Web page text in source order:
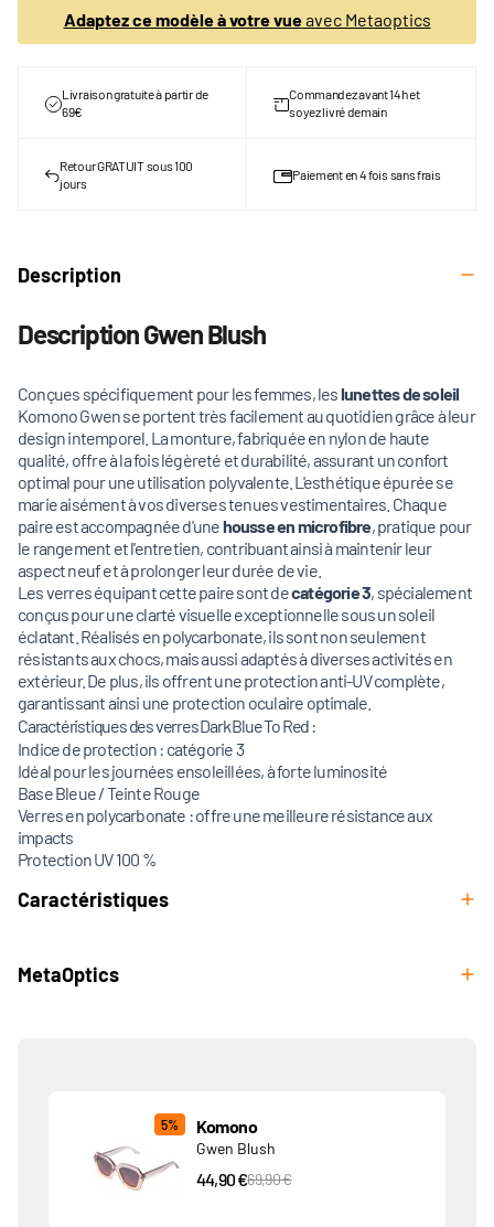
Adaptez ce modèle à votre vueavec Metaoptics
Livraison gratuite à partir de
69€
Commandez avant 14h et
soyez livré demain
Retour GRATUIT sous 100
jours
Paiement en 4 fois sans frais
Description
Description Gwen Blush
Conçues spécifiquement pour les femmes, leslunettes de soleil
Komono Gwen se portent très facilement au quotidien grâce à leur
design intemporel. La monture, fabriquée en nylon de haute
qualité, offre à la fois légèreté et durabilité, assurant un confort
optimal pour une utilisation polyvalente. L'esthétique épurée se
marie aisément à vos diverses tenues vestimentaires. Chaque
paire est accompagnée d'unehousse en microfibre, pratique pour
le rangement et l'entretien, contribuant ainsi à maintenir leur
aspect neuf et à prolonger leur durée de vie.
Les verres équipant cette paire sont decatégorie 3, spécialement
conçus pour une clarté visuelle exceptionnelle sous un soleil
éclatant. Réalisés en polycarbonate, ils sont non seulement
résistants aux chocs, mais aussi adaptés à diverses activités en
extérieur. De plus, ils offrent une protection anti-UV complète,
garantissant ainsi une protection oculaire optimale.
Caractéristiques des verres Dark Blue To Red :
Indice de protection : catégorie 3
Idéal pour les journées ensoleillées, à forte luminosité
Base Bleue / Teinte Rouge
Verres en polycarbonate : offre une meilleure résistance aux
impacts
Protection UV 100 %
Caractéristiques
MetaOptics
5% Komono
Gwen Blush
44,90 €PVC Price
69,90 €